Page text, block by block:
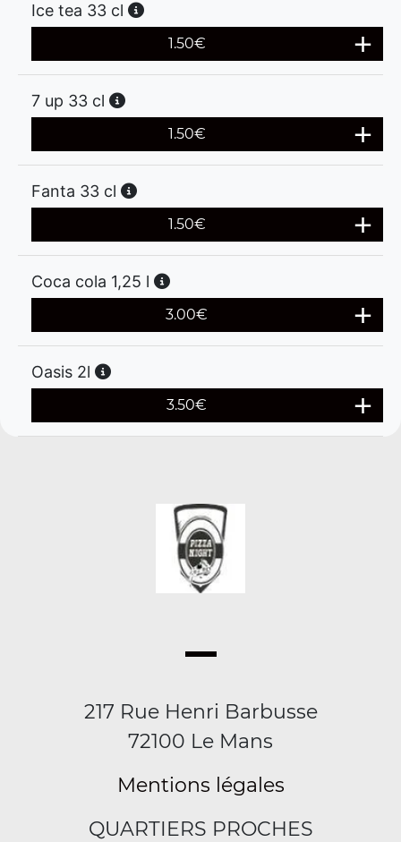
Ice tea 33 cl
1.50€
7 up 33 cl
1.50€
Fanta 33 cl
1.50€
Coca cola 1,25 l
3.00€
Oasis 2l
3.50€
217 Rue Henri Barbusse
72100 Le Mans
Mentions légales
QUARTIERS PROCHES